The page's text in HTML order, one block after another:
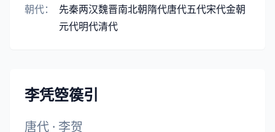
朝代： 先秦两汉魏晋南北朝隋代唐代五代宋代金朝
元代明代清代
李凭箜篌引
唐代 · 李贺